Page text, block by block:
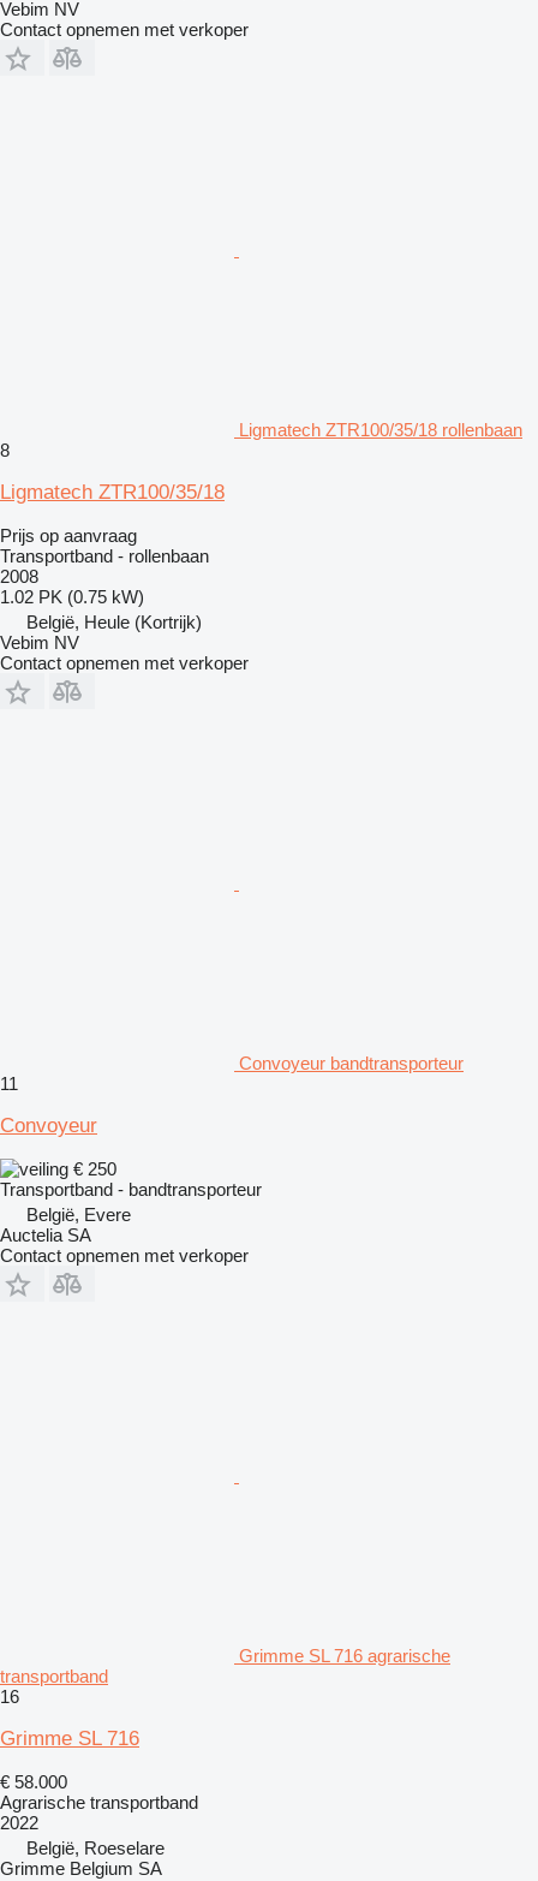
Vebim NV
Contact opnemen met verkoper
Ligmatech ZTR100/35/18 rollenbaan
8
Ligmatech ZTR100/35/18
Prijs op aanvraag
Transportband - rollenbaan
2008
1.02 PK (0.75 kW)
België, Heule (Kortrijk)
Vebim NV
Contact opnemen met verkoper
Convoyeur bandtransporteur
11
Convoyeur
€ 250
Transportband - bandtransporteur
België, Evere
Auctelia SA
Contact opnemen met verkoper
Grimme SL 716 agrarische
transportband
16
Grimme SL 716
€ 58.000
Agrarische transportband
2022
België, Roeselare
Grimme Belgium SA